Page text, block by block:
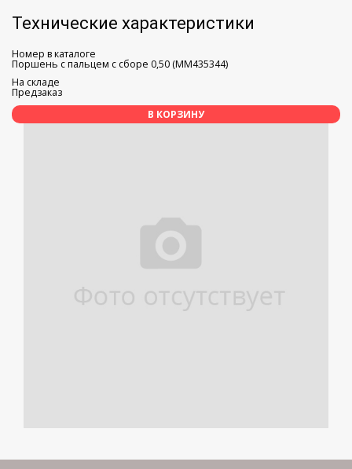
Технические характеристики
Номер в каталоге
Поршень с пальцем с сборе 0,50 (MM435344)
На складе
Предзаказ
В КОРЗИНУ